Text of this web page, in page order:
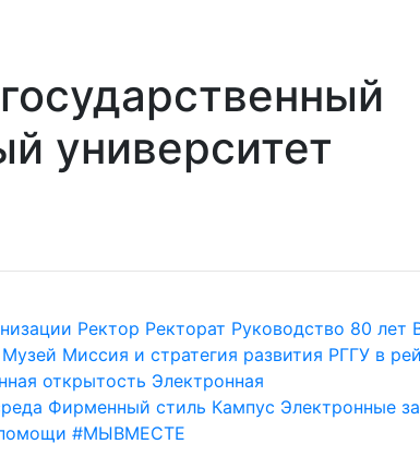
университет
Ректор Ректорат Руководство 80 лет
Музей Миссия и стратегия развития РГГУ в
открытость Электронная
Фирменный стиль Кампус Электронные
#МЫВМЕСТЕ